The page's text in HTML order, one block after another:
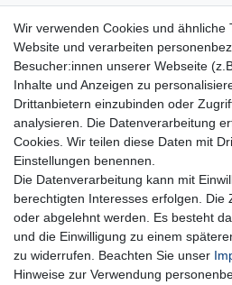
Aquaristik-Paradies Newsletter
E-MAIL **
Newsletter
Honig
Hiermit bestätige ich, dass ich die
**
Impressum
Wir verwenden Cookies und ähnliche
Website und verarbeiten
Besucher:innen unserer Webseite
Inhalte und Anzeigen zu
Drittanbietern einzubinden oder
analysieren. Die Datenverarbeitung
Cookies. Wir teilen diese Daten mit
Einstellungen benennen.
Die Datenverarbeitung kann mit
berechtigten Interesses erfolgen. Die
oder abgelehnt werden. Es besteht
und die Einwilligung zu einem
zu widerrufen. Beachten Sie unser
Hinweise zur Verwendung